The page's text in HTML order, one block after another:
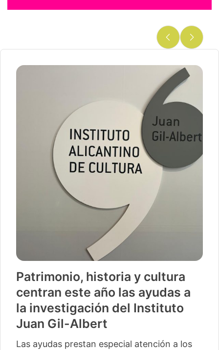
Patrimonio, historia y cultura
centran este año las ayudas a
la investigación del Instituto
Juan Gil-Albert
Las ayudas prestan especial atención a los